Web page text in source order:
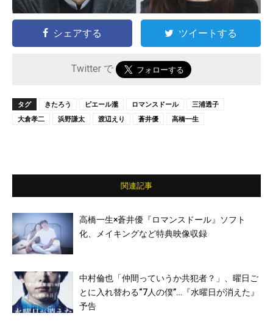
シェアする ツイートする
Twitter で
タグ きたろう ピエール瀧 ロマンスドール
三浦透子
大倉孝二
浜野謙太 渡辺えり 蒼井優 高橋一生
関連記事
高橋一生×蒼井優『ロマンスドール』ソフト
化、メイキングなど特典映像収録
中村倫也「仲間っていうか共犯者？」、曜日ご
とに入れ替わる“7人の僕”…『水曜日が消えた』
予告